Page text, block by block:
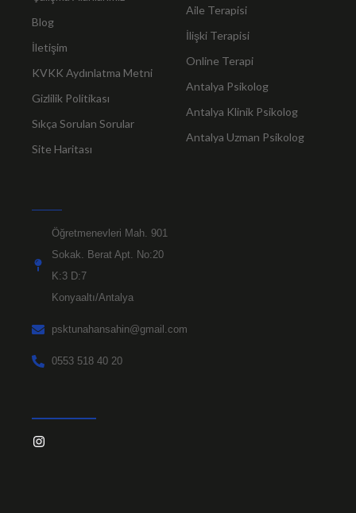
Blog
İletişim
KVKK Aydınlatma Metni
Gizlilik Politikası
Sıkça Sorulan Sorular
Site Haritası
Aile Terapisi
İlişki Terapisi
Online Terapi
Antalya Psikolog
Antalya Klinik Psikolog
Antalya Uzman Psikolog
Öğretmenevleri Mah. 901
Sokak. Berat Apt. No:20
K:3 D:7
Konyaaltı/Antalya
psktunahansahin@gmail.com
0553 518 40 20